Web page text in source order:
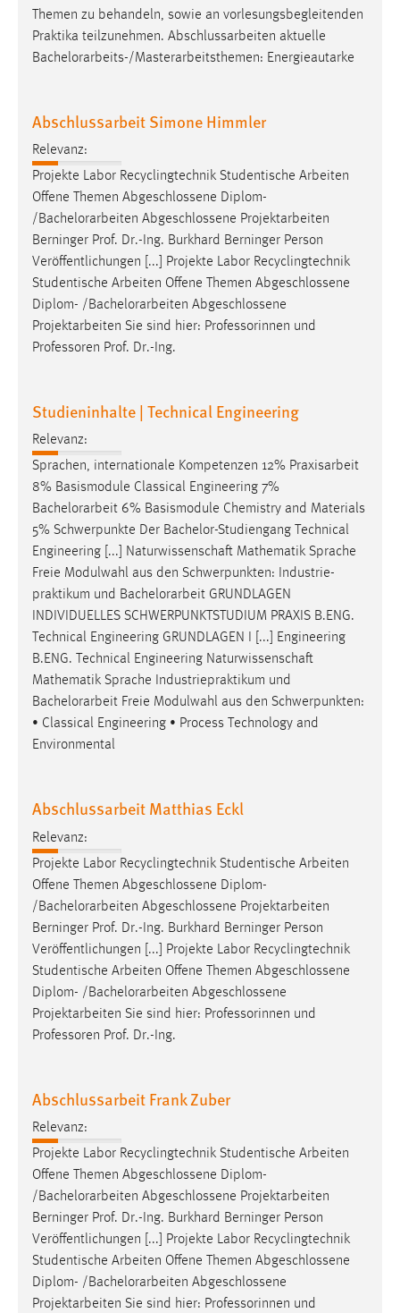
Themen zu behandeln, sowie an vorlesungsbegleitenden
Praktika teilzunehmen. Abschlussarbeiten aktuelle
Bachelorarbeits-/Masterarbeitsthemen: Energieautarke
Abschlussarbeit Simone Himmler
Relevanz:
Projekte Labor Recyclingtechnik Studentische Arbeiten
Offene Themen Abgeschlossene Diplom-
/ Bachelorarbeiten Abgeschlossene Projektarbeiten
Berninger Prof. Dr.-Ing. Burkhard Berninger Person
Veröffentlichungen [...] Projekte Labor Recyclingtechnik
Studentische Arbeiten Offene Themen Abgeschlossene
Diplom- / Bachelorarbeiten Abgeschlossene
Projektarbeiten Sie sind hier: Professorinnen und
Professoren Prof. Dr.-Ing.
Studieninhalte | Technical Engineering
Relevanz:
Sprachen, internationale Kompetenzen 12% Praxisarbeit
8% Basismodule Classical Engineering 7%
Bachelorarbeit 6% Basismodule Chemistry and Materials
5% Schwerpunkte Der Bachelor-Studiengang Technical
Engineering [...] Naturwissenschaft Mathematik Sprache
Freie Modulwahl aus den Schwerpunkten: Industrie-
praktikum und Bachelorarbeit GRUNDLAGEN
INDIVIDUELLES SCHWERPUNKTSTUDIUM PRAXIS B.ENG.
Technical Engineering GRUNDLAGEN I [...] Engineering
B.ENG. Technical Engineering Naturwissenschaft
Mathematik Sprache Industriepraktikum und
Bachelorarbeit Freie Modulwahl aus den Schwerpunkten:
• Classical Engineering • Process Technology and
Environmental
Abschlussarbeit Matthias Eckl
Relevanz:
Projekte Labor Recyclingtechnik Studentische Arbeiten
Offene Themen Abgeschlossene Diplom-
/ Bachelorarbeiten Abgeschlossene Projektarbeiten
Berninger Prof. Dr.-Ing. Burkhard Berninger Person
Veröffentlichungen [...] Projekte Labor Recyclingtechnik
Studentische Arbeiten Offene Themen Abgeschlossene
Diplom- / Bachelorarbeiten Abgeschlossene
Projektarbeiten Sie sind hier: Professorinnen und
Professoren Prof. Dr.-Ing.
Abschlussarbeit Frank Zuber
Relevanz:
Projekte Labor Recyclingtechnik Studentische Arbeiten
Offene Themen Abgeschlossene Diplom-
/ Bachelorarbeiten Abgeschlossene Projektarbeiten
Berninger Prof. Dr.-Ing. Burkhard Berninger Person
Veröffentlichungen [...] Projekte Labor Recyclingtechnik
Studentische Arbeiten Offene Themen Abgeschlossene
Diplom- / Bachelorarbeiten Abgeschlossene
Projektarbeiten Sie sind hier: Professorinnen und